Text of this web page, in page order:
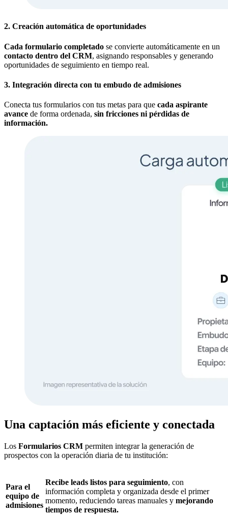
2. Creación automática de oportunidades
Cada formulario completado se convierte automáticamente en un
contacto dentro del CRM, asignando responsables y generando
oportunidades de seguimiento en tiempo real.
3. Integración directa con tu embudo de admisiones
Conecta tus formularios con tus metas para que cada aspirante
avance de forma ordenada, sin fricciones ni pérdidas de
información.
Una captación más eficiente y conectada
Los Formularios CRM permiten integrar la generación de
prospectos con la operación diaria de tu institución:
Para el
equipo de
admisiones
Recibe leads listos para seguimiento, con
información completa y organizada desde el primer
momento, reduciendo tareas manuales y mejorando
tiempos de respuesta.